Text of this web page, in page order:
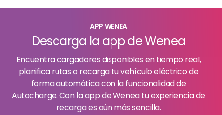
APP WENEA
Descarga la app de Wenea
Encuentra cargadores disponibles en tiempo real,
planifica rutas o recarga tu vehículo eléctrico de
forma automática con la funcionalidad de
Autocharge. Con la app de Wenea tu experiencia de
recarga es aún más sencilla.